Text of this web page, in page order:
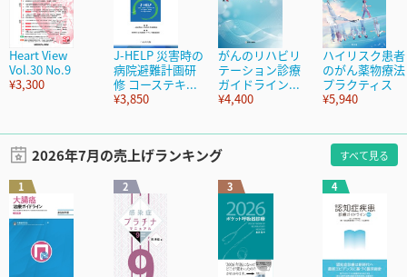
Heart View
Vol.30 No.9
¥3,300
J-HELP 災害時の
病院避難計画研
修 コーステキ...
¥3,850
がんのリハビリ
テーション診療
ガイドライン...
¥4,400
ハイリスク患者
のがん薬物療法
プラクティス
¥5,940
2026年7月の売上げランキング すべて見る
1 2 3 4